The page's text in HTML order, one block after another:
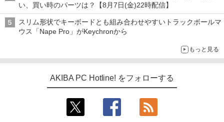
い、買い時のパーツは？【8月7日(金)22時配信】
スリム形状でキーボードとも組み合わせやすいトラックボールマ
ウス「Nape Pro」がKeychronから
もっと見る
AKIBA PC Hotline! をフォローする